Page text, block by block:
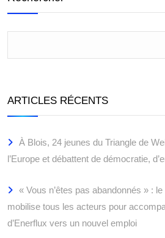
ARTICLES RÉCENTS
À Blois, 24 jeunes du Triangle de
l’Europe et débattent de démocratie,
« Vous n’êtes pas abandonnés » :
mobilise tous les acteurs pour
d’Enerflux vers un nouvel emploi